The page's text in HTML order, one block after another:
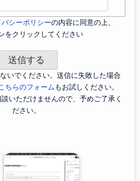
バシーポリシーの内容に同意の上、
をクリックしてください
いでください。送信に失敗した場合
ちらのフォームもお試しください。
いただけませんので、予めご了承く
ださい。